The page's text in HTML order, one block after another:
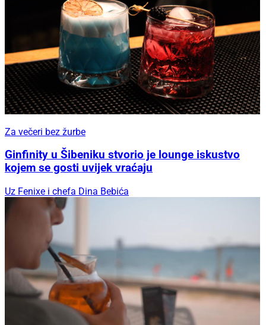
Za večeri bez žurbe
Ginfinity u Šibeniku stvorio je lounge iskustvo
kojem se gosti uvijek vraćaju
Uz Fenixe i chefa Dina Bebića